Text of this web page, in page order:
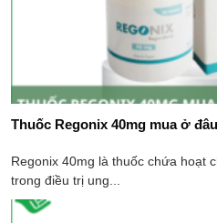
Thuốc Regonix 40mg mua ở
Regonix 40mg là thuốc chứa hoạt
trong điều trị ung...